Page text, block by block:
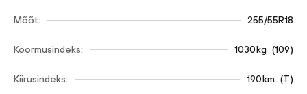
Mõõt: 255/55R18
Koormusindeks: 1030kg (109)
Kiirusindeks: 190km (T)